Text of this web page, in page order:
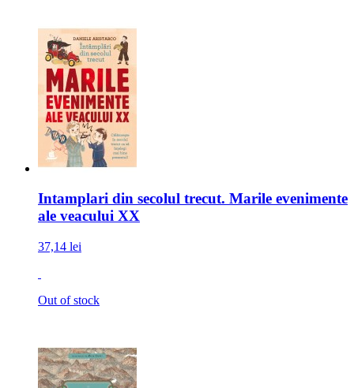
Intamplari din secolul trecut. Marile evenimente
ale veacului XX
37,14 lei
Out of stock